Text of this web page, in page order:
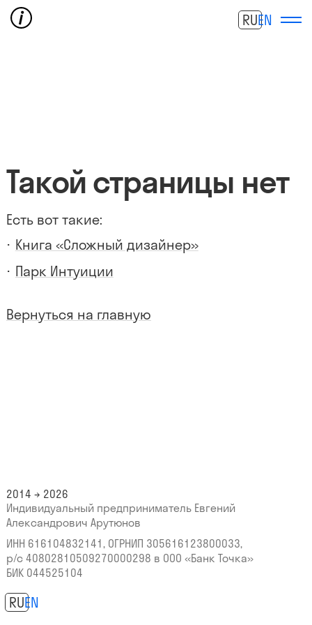
RUEN
Такой страницы нет
Есть вот такие:
Книга «Сложный дизайнер»
Парк Интуиции
Вернуться на главную
2014 → 2026
Индивидуальный предприниматель Евгений
Александрович Арутюнов
ИНН 616104832141, ОГРНИП 305616123800033,
р/с 40802810509270000298 в ООО «Банк Точка»
БИК 044525104
RUEN